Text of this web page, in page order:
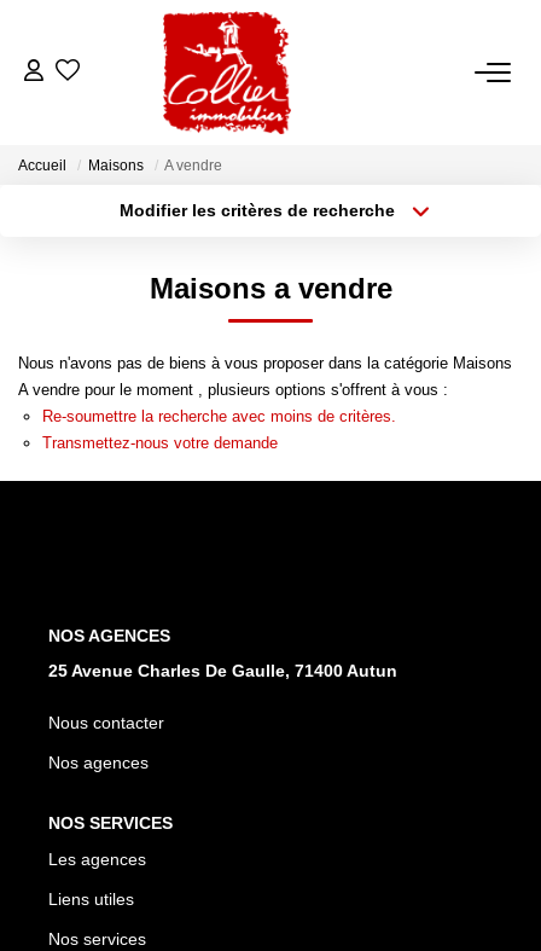
ACCUEIL
A Louer
NOS SERVICES
Transaction
Gestion Locative
Les Agences
Accueil Maisons A vendre
Modifier les critères de recherche
Budget max Rayon
Plus de critères Créer une alerte
Maisons a vendre
Nous n'avons pas de biens à vous proposer dans la catégorie Maisons
A vendre pour le moment , plusieurs options s'offrent à vous :
Re-soumettre la recherche avec moins de critères.
Transmettez-nous votre demande
NOS AGENCES
25 Avenue Charles De Gaulle, 71400 Autun
Nous contacter
Nos agences
NOS SERVICES
Les agences
Liens utiles
Nos services